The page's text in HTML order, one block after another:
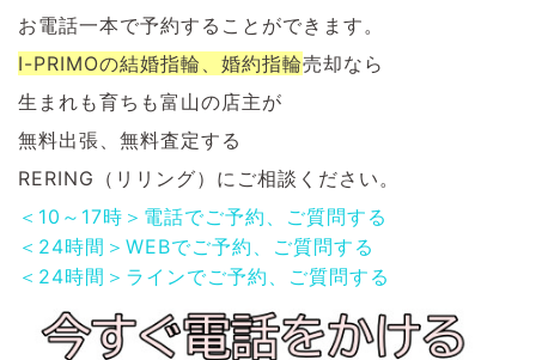
お電話一本で予約することができます。
I-PRIMOの結婚指輪、婚約指輪売却なら
生まれも育ちも富山の店主が
無料出張、無料査定する
RERING（リリング）にご相談ください。
＜10～17時＞電話でご予約、ご質問する
＜24時間＞WEBでご予約、ご質問する
＜24時間＞ラインでご予約、ご質問する